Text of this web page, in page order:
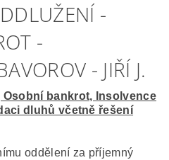
-
-
- JIŘÍ J.
Osobní bankrot, Insolvence
dluhů včetně řešení
oddělení za příjemný